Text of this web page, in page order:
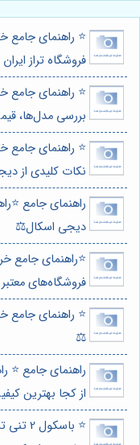
⭐️ راهنمای
فروشگاه تراز
⭐️ راهنمای جامع
بررسی مدل‌ها،
⭐️ راهنمای
نکات کلیدی از
راهنمای جامع
دیجی اسکال⚖️
⭐️راهنمای جامع
فروشگاه‌های
⭐️ راهنمای جامع
⚖️
راهنمای جامع ⭐️
از کجا بهترین
⭐️